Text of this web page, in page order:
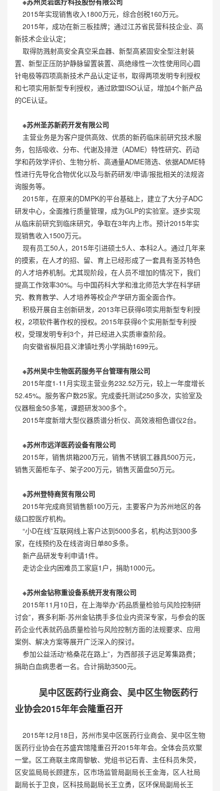
2015年实现销售收入1800万元，综合创税160万元。
2015年，成功在新三板挂牌；通过江苏省民营科技企业、高
新技术企业认定；
取得防溅射高安全真空采血器、新型高紧固安全型注射装
置、新型正压防护静脉留置装置、高绝缘性一次性使用同心圆
针电极等四项高新技术产品认定证书，取得两项发明专利授权
和七项实用新型专利授权，通过欧盟ISO认证，增加4个新产品
的CE认证。
※苏州圣苏新药开发有限公司
主营业务是为客户提供高效、优质的新药临床前研究技术服
务，包括吸收、分布、代谢及排泄（ADME）特性研究、药动
学和药效学评价、生物分析、高通量ADME筛选、依据ADME特
性进行先导化合物优化以及与新药研发/申请/报批相关的法规咨
询服务等。
2015年，在原来的DMPK的平台基础上，建立了大分子ADC
研发中心，全面推行质量管理，成为GLP的实验室。逐步实现
从临床前研究到临床研究，争取在3年内上市。预计2015年实
现销售收入1500万元。
现有员工50人，2015年引进硕士5人、本科2人。通过几年来
的摸索，在人才的招、留、育上已经形成了一套具有圣苏特色
的人才培养机制。尤其现阶段，在人员不增加的情况下，我们
提高工作效率30%。与中国药科大学和淮北师范大学在科学研
究、教育教学、人才培养等校企产学研方面全面合作。
积极开展自主创新研发，2013年已获得6项实用新型专利授
权，2项软件著作权的授权。2015年获得6个实用新型专利授
权，受理发明专利3个，并已经进入实质审查阶段。
向安徽省枞阳县义津镇吐秀小学捐助1699元。
※苏州吴中生物医药服务平台管理有限公司
2015年度1-11月实现主营业务232.52万元，较上一年度增长
52.45%。服务客户数25家。完成委托测试250多次，实验室及
仪器租金50多笔，课题研发300多个。
2015年度新增大型仪器质谱分析仪、高效液相色谱仪2台。
※苏州市远洋医药设备有限公司
2015年，销售烘箱200万元，销售不锈钢工器具500万元，
销售灭菌柜车子、架子200万元，销售灭菌盘50万元。
※苏州登特商贸有限公司
2015年完成商贸销售额100万元，主要客户为苏州地区的各
级口腔医疗机构。
“小D在线”互联网线上客户达到5000多名，机构达到300多
家，在线预约及在线咨询日单80多条。
新产品研发专利申请1件。
走访企业内困难员工家庭1户，捐助1000元。
※苏州金钻称重设备系统开发有限公司
2015年11月10日，在上海举办“药品质量检验与风险控制研
讨会”，赛多利斯-苏州金钻携手多位业内资深专家，与参会的医
药企业代表就药品质量检验与风险控制方面的法规要求、应用
案例、解决方案等展开广泛深入的探讨。
参加公益活动“格桑花在路上”，为西部孩子远足筹集路费；
捐助白血病患者一名。合计捐助3500元。
吴中区医药行业商会、吴中区生物医药行
业协会2015年年会隆重召开
2015年12月18日，苏州市吴中区医药行业商会、吴中区生物
医药行业协会在苏盛宾馆隆重召开2015年年会。全体会员欢聚
一堂。区工商联主席周黎敏、党组书记石青、主任科员朱荧，
区安监局局长顾建东，区市场监管局副局长王金海，区人社局
副局长于卫良，区科技局副局长王立勇，区环保局副局长王